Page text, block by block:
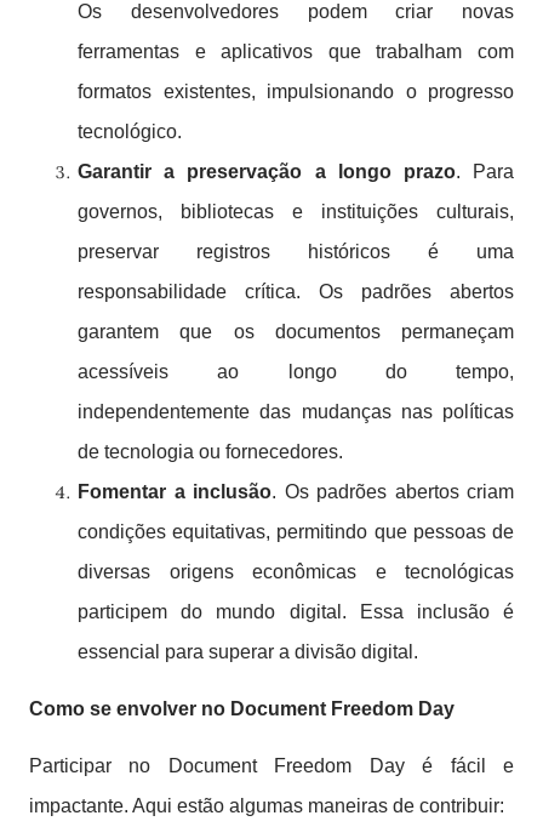
Os desenvolvedores podem criar novas
ferramentas e aplicativos que trabalham com
formatos existentes, impulsionando o progresso
tecnológico.
Garantir a preservação a longo prazo. Para
governos, bibliotecas e instituições culturais,
preservar registros históricos é uma
responsabilidade crítica. Os padrões abertos
garantem que os documentos permaneçam
acessíveis ao longo do tempo,
independentemente das mudanças nas políticas
de tecnologia ou fornecedores.
Fomentar a inclusão. Os padrões abertos criam
condições equitativas, permitindo que pessoas de
diversas origens econômicas e tecnológicas
participem do mundo digital. Essa inclusão é
essencial para superar a divisão digital.
Como se envolver no Document Freedom Day
Participar no Document Freedom Day é fácil e
impactante. Aqui estão algumas maneiras de contribuir: